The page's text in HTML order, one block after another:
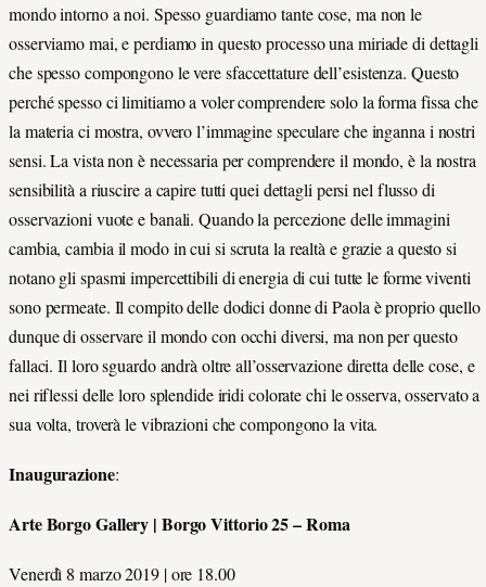
mondo intorno a noi. Spesso guardiamo tante cose, ma non le
osserviamo mai, e perdiamo in questo processo una miriade di dettagli
che spesso compongono le vere sfaccettature dell’esistenza. Questo
perché spesso ci limitiamo a voler comprendere solo la forma fissa che
la materia ci mostra, ovvero l’immagine speculare che inganna i nostri
sensi. La vista non è necessaria per comprendere il mondo, è la nostra
sensibilità a riuscire a capire tutti quei dettagli persi nel flusso di
osservazioni vuote e banali. Quando la percezione delle immagini
cambia, cambia il modo in cui si scruta la realtà e grazie a questo si
notano gli spasmi impercettibili di energia di cui tutte le forme viventi
sono permeate. Il compito delle dodici donne di Paola è proprio quello
dunque di osservare il mondo con occhi diversi, ma non per questo
fallaci. Il loro sguardo andrà oltre all’osservazione diretta delle cose, e
nei riflessi delle loro splendide iridi colorate chi le osserva, osservato a
sua volta, troverà le vibrazioni che compongono la vita.
Inaugurazione:
Arte Borgo Gallery | Borgo Vittorio 25 – Roma
Venerdì 8 marzo 2019 | ore 18.00